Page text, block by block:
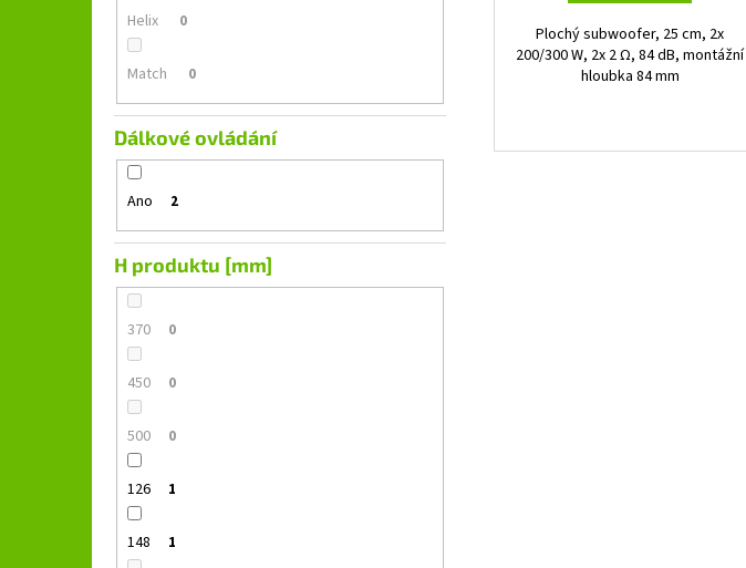
Helix 0
Match 0
Dálkové ovládání
Ano 2
H produktu [mm]
370 0
450 0
500 0
126 1
148 1
Plochý subwoofer, 25 cm, 2x
200/300 W, 2x 2 Ω, 84 dB, montážní
hloubka 84 mm